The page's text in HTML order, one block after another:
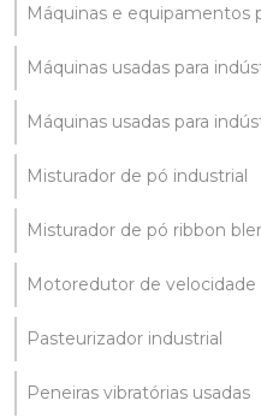
Máquinas e equipamentos
Máquinas usadas para
Máquinas usadas para
Misturador de pó industrial
Misturador de pó ribbon
Motoredutor de velocidade
Pasteurizador industrial
Peneiras vibratórias usadas